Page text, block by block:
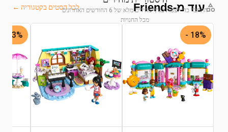
התחבר כדי לצפות בגרף מחירים מלא של 6 החודשים האחרונים
מכל החנויות
עוד מ-Friends לכל הסטים בקטגוריה ←
18% -
33% -